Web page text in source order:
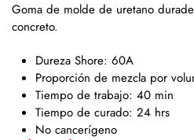
Goma de molde de uretano
concreto.
Dureza Shore: 60A
Proporción de mezcla por
Tiempo de trabajo: 40 min
Tiempo de curado: 24 hrs
No cancerígeno